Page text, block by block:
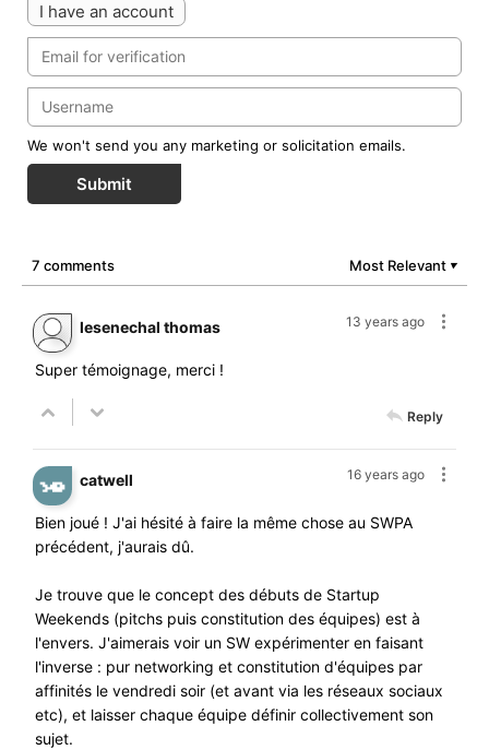
I have an account
We won't send you any marketing or solicitation emails.
Submit
7 comments Most Relevant ▼
13 years ago
lesenechal thomas
Super témoignage, merci !
Reply
16 years ago
catwell
Bien joué ! J'ai hésité à faire la même chose au SWPA
précédent, j'aurais dû.
Je trouve que le concept des débuts de Startup
Weekends (pitchs puis constitution des équipes) est à
l'envers. J'aimerais voir un SW expérimenter en faisant
l'inverse : pur networking et constitution d'équipes par
affinités le vendredi soir (et avant via les réseaux sociaux
etc), et laisser chaque équipe définir collectivement son
sujet.